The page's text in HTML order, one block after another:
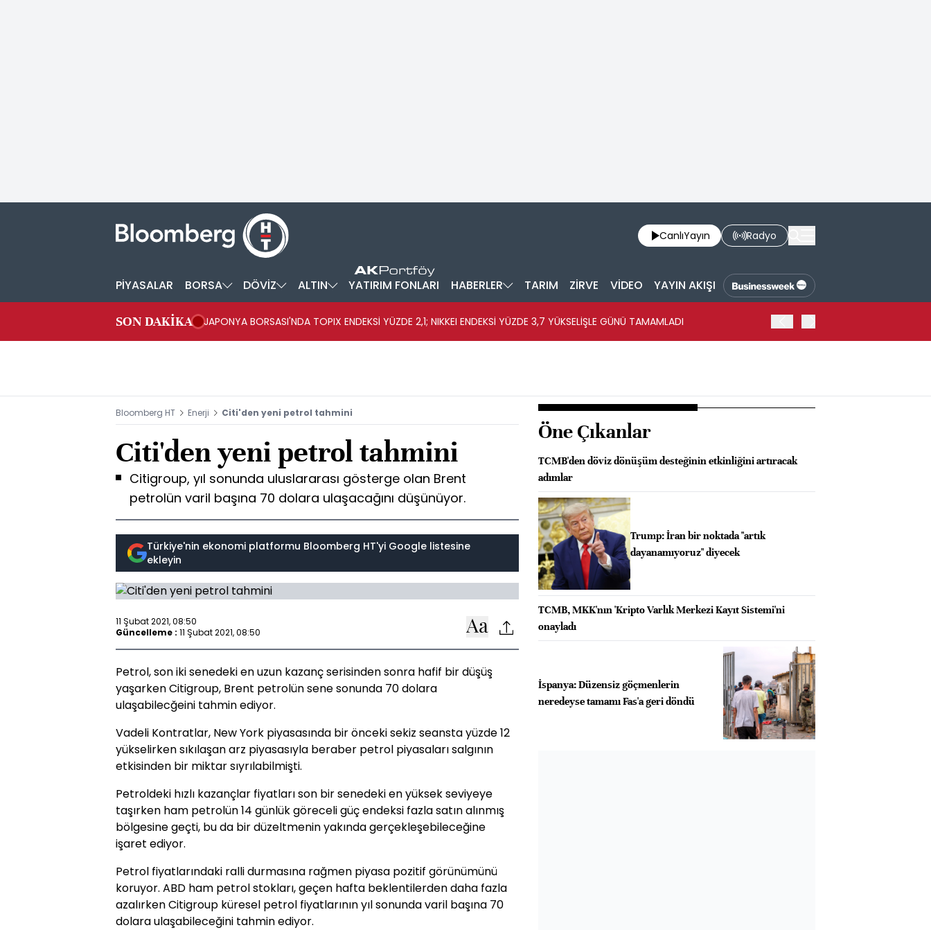
CanlıYayın Radyo
PİYASALAR BORSA DÖVİZ ALTIN YATIRIM FONLARI HABERLER TARIM ZİRVE VİDEO YAYIN AKIŞI
SON DAKİKA JAPONYA BORSASI'NDA TOPIX ENDEKSİ YÜZDE 2,1; NIKKEI ENDEKSİ YÜZDE 3,7 YÜKSELİŞLE GÜNÜ TAMAMLADI
Bloomberg HT Enerji Citi'den yeni petrol tahmini
Citi'den yeni petrol tahmini
Citigroup, yıl sonunda uluslararası gösterge olan Brent
petrolün varil başına 70 dolara ulaşacağını düşünüyor.
Türkiye'nin ekonomi platformu Bloomberg HT'yi Google listesine
ekleyin
11 Şubat 2021, 08:50
Güncelleme : 11 Şubat 2021, 08:50
Petrol, son iki senedeki en uzun kazanç serisinden sonra hafif bir düşüş
yaşarken Citigroup, Brent petrolün sene sonunda 70 dolara
ulaşabilecğeini tahmin ediyor.
Vadeli Kontratlar, New York piyasasında bir önceki sekiz seansta yüzde 12
yükselirken sıkılaşan arz piyasasıyla beraber petrol piyasaları salgının
etkisinden bir miktar sıyrılabilmişti.
Petroldeki hızlı kazançlar fiyatları son bir senedeki en yüksek seviyeye
taşırken ham petrolün 14 günlük göreceli güç endeksi fazla satın alınmış
bölgesine geçti, bu da bir düzeltmenin yakında gerçekleşebileceğine
işaret ediyor.
Petrol fiyatlarındaki ralli durmasına rağmen piyasa pozitif görünümünü
koruyor. ABD ham petrol stokları, geçen hafta beklentilerden daha fazla
azalırken Citigroup küresel petrol fiyatlarının yıl sonunda varil başına 70
dolara ulaşabileceğini tahmin ediyor.
Öne Çıkanlar
TCMB'den döviz dönüşüm desteğinin etkinliğini artıracak
adımlar
Trump: İran bir noktada "artık
dayanamıyoruz" diyecek
TCMB, MKK'nın 'Kripto Varlık Merkezi Kayıt Sistemi'ni
onayladı
İspanya: Düzensiz göçmenlerin
neredeyse tamamı Fas'a geri döndü